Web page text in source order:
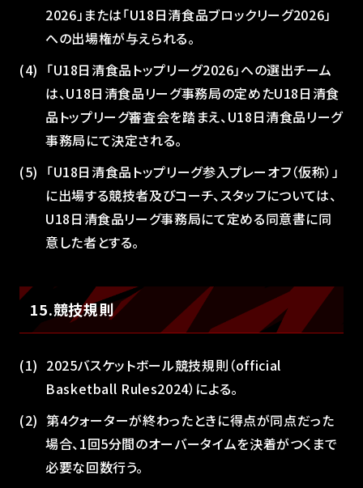
2026」または「U18日清食品ブロックリーグ2026」
への出場権が与えられる。
「U18日清食品トップリーグ2026」への選出チーム
は、U18日清食品リーグ事務局の定めたU18日清食
品トップリーグ審査会を踏まえ、U18日清食品リーグ
事務局にて決定される。
「U18日清食品トップリーグ参入プレーオフ（仮称）」
に出場する競技者及びコーチ、スタッフについては、
U18日清食品リーグ事務局にて定める同意書に同
意した者とする。
15.競技規則
2025バスケットボール競技規則（official
Basketball Rules2024）による。
第4クォーターが終わったときに得点が同点だった
場合、1回5分間のオーバータイムを決着がつくまで
必要な回数行う。